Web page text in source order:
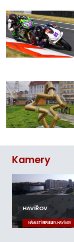
Kamery
HAVÍŘOV
NÁMĚSTÍ REPUBLIKY, HAVÍŘOV